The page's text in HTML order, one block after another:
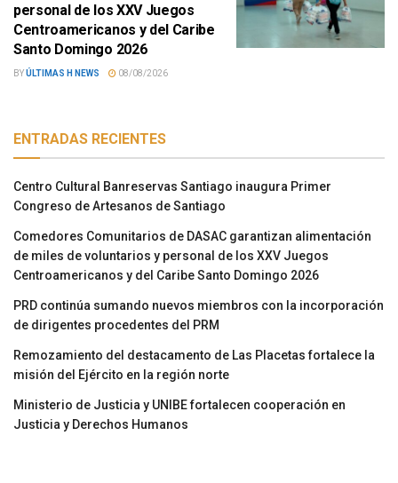
personal de los XXV Juegos
Centroamericanos y del Caribe
Santo Domingo 2026
BYÚLTIMAS H NEWS 08/08/2026
ENTRADAS RECIENTES
Centro Cultural Banreservas Santiago inaugura Primer
Congreso de Artesanos de Santiago
Comedores Comunitarios de DASAC garantizan alimentación
de miles de voluntarios y personal de los XXV Juegos
Centroamericanos y del Caribe Santo Domingo 2026
PRD continúa sumando nuevos miembros con la incorporación
de dirigentes procedentes del PRM
Remozamiento del destacamento de Las Placetas fortalece la
misión del Ejército en la región norte
Ministerio de Justicia y UNIBE fortalecen cooperación en
Justicia y Derechos Humanos